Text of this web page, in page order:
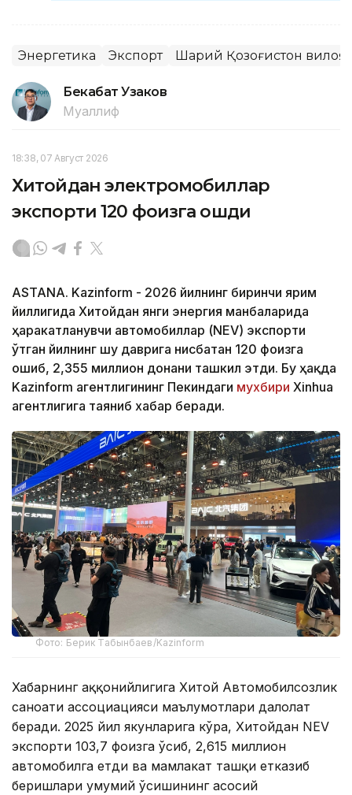
Энергетика Экспорт Шарқий Қозоғистон
Бекабат Узаков
Муаллиф
18:38, 07 Август 2026
Хитойдан электромобиллар
экспорти 120 фоизга ошди
ASTANA. Kazinform - 2026 йилнинг биринчи ярим
йиллигида Хитойдан янги энергия манбаларида
ҳаракатланувчи автомобиллар (NEV) экспорти
ўтган йилнинг шу даврига нисбатан 120 фоизга
ошиб, 2,355 миллион донани ташкил этди. Бу ҳақда
Kazinform агентлигининг Пекиндаги мухбири Xinhua
агентлигига таяниб хабар беради.
Фото: Берик Табынбаев/Kazinform
Хабарнинг ҳаққонийлигига Хитой Автомобилсозлик
саноати ассоциацияси маълумотлари далолат
беради. 2025 йил якунларига кўра, Хитойдан NEV
экспорти 103,7 фоизга ўсиб, 2,615 миллион
автомобилга етди ва мамлакат ташқи етказиб
беришлари умумий ўсишининг асосий